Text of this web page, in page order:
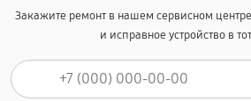
Закажите ремонт в нашем сервисном
и исправное устройство в